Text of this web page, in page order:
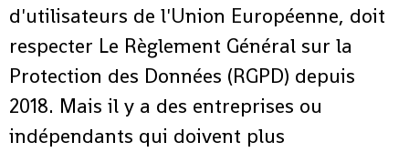
d'utilisateurs de l'Union Européenne, doit
respecter Le Règlement Général sur la
Protection des Données (RGPD) depuis
2018. Mais il y a des entreprises ou
indépendants qui doivent plus